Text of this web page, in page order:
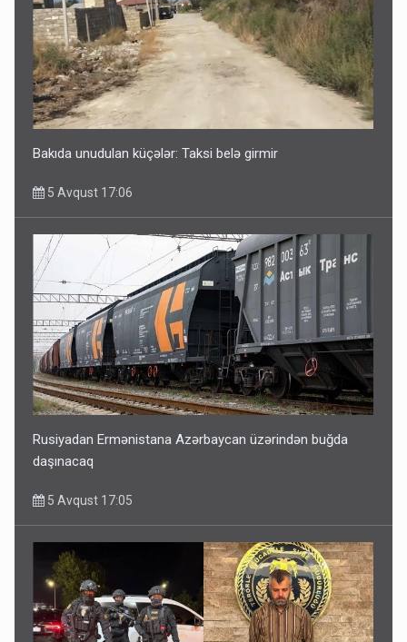
Bakıda unudulan küçələr: Taksi belə girmir
5 Avqust 17:06
Rusiyadan Ermənistana Azərbaycan üzərindən buğda
daşınacaq
5 Avqust 17:05